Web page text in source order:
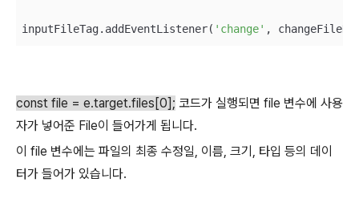
inputFileTag.addEventListener( 'change'
const file = e.target.files[0]; 코드가 실행되면 file 변수에 사용
자가 넣어준 File이 들어가게 됩니다.
이 file 변수에는 파일의 최종 수정일, 이름, 크기, 타입 등의 데이
터가 들어가 있습니다.